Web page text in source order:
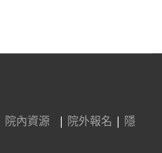
院內資源 | 院外報名 | 隱